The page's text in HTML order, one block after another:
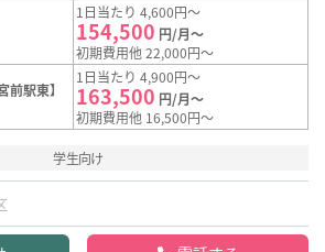
1日当たり 4,600円～
154,500 円/月～
初期費用他 22,000円～
駅東】
1日当たり 4,900円～
163,500 円/月～
初期費用他 16,500円～
学生向け